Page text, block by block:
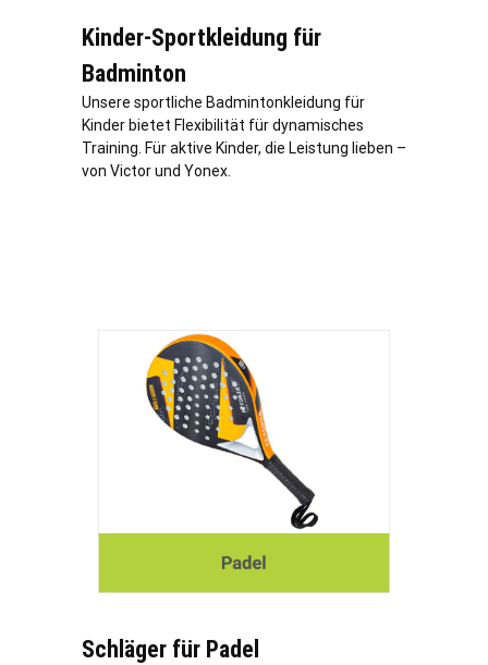
Kinder-Sportkleidung für
Badminton
Unsere sportliche Badmintonkleidung für
Kinder bietet Flexibilität für dynamisches
Training. Für aktive Kinder, die Leistung lieben –
von Victor und Yonex.
Schläger für Padel